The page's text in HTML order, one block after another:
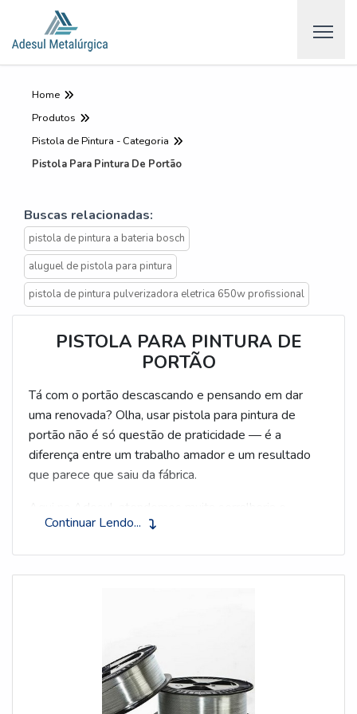
Home
Produtos
Pistola de Pintura - Categoria
Pistola Para Pintura De Portão
Buscas relacionadas:
pistola de pintura a bateria bosch
aluguel de pistola para pintura
pistola de pintura pulverizadora eletrica 650w profissional
PISTOLA PARA PINTURA DE
PORTÃO
Tá com o portão descascando e pensando em dar
uma renovada? Olha, usarpistola para pintura de
portão não é só questão de praticidade — é a
diferença entre um trabalho amador e um resultado
que parece que saiu da fábrica.
marcenaria. E posso te garantir: quem descobre a
Portão tem suas particularidades. Não é uma parede
lisa — são tubos, cantos, soldas, detalhes que o
pincel simplesmente não consegue cobrir direito.
Continuar Lendo...